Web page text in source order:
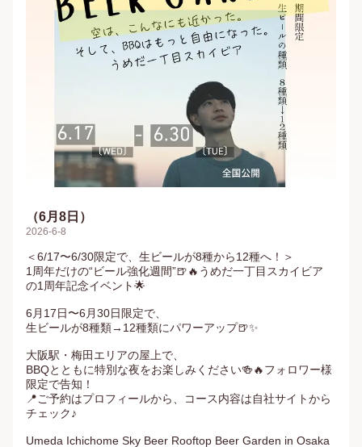
（6月8日）
2026-6-8
＜6/17〜6/30限定で、生ビールが8種から12種へ！＞
1周年だけの“ビール強化週間”🍺🔥うめだ一丁目スカイビア
の1周年記念イベント🌟
6月17日〜6月30日限定で、
生ビールが8種類→12種類にパワーアップ🍺✨
大阪駅・梅田エリアの屋上で、
BBQとともに特別な夜をお楽しみください🍻🔥フォロワー様
限定で告知！
📍ご予約はプロフィールから、コース内容は自社サイトから
チェック♪
Umeda Ichichome Sky Beer Rooftop Beer Garden in Osaka